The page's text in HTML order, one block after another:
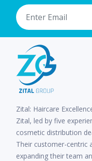
Zital: Haircare
Zital, led by five
cosmetic distribution
Their customer-centric
expanding their team